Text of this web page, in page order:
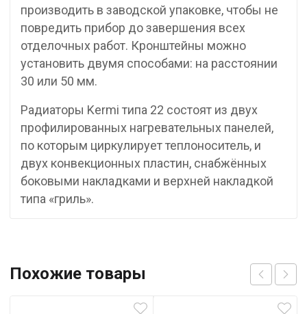
производить в заводской упаковке, чтобы не
повредить прибор до завершения всех
отделочных работ. Кронштейны можно
установить двумя способами: на расстоянии
30 или 50 мм.
Радиаторы Kermi типа 22 состоят из двух
профилированных нагревательных панелей,
по которым циркулирует теплоноситель, и
двух конвекционных пластин, снабжённых
боковыми накладками и верхней накладкой
типа «гриль».
Похожие товары